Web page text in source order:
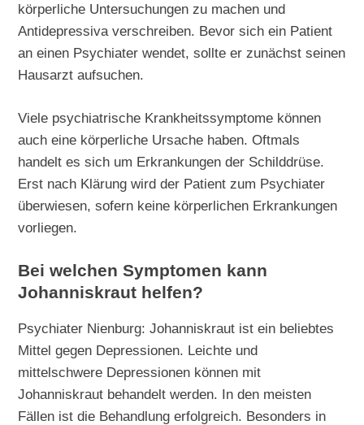
körperliche Untersuchungen zu machen und
Antidepressiva verschreiben. Bevor sich ein Patient
an einen Psychiater wendet, sollte er zunächst seinen
Hausarzt aufsuchen.
Viele psychiatrische Krankheitssymptome können
auch eine körperliche Ursache haben. Oftmals
handelt es sich um Erkrankungen der Schilddrüse.
Erst nach Klärung wird der Patient zum Psychiater
überwiesen, sofern keine körperlichen Erkrankungen
vorliegen.
Bei welchen Symptomen kann
Johanniskraut helfen?
Psychiater Nienburg: Johanniskraut ist ein beliebtes
Mittel gegen Depressionen. Leichte und
mittelschwere Depressionen können mit
Johanniskraut behandelt werden. In den meisten
Fällen ist die Behandlung erfolgreich. Besonders in